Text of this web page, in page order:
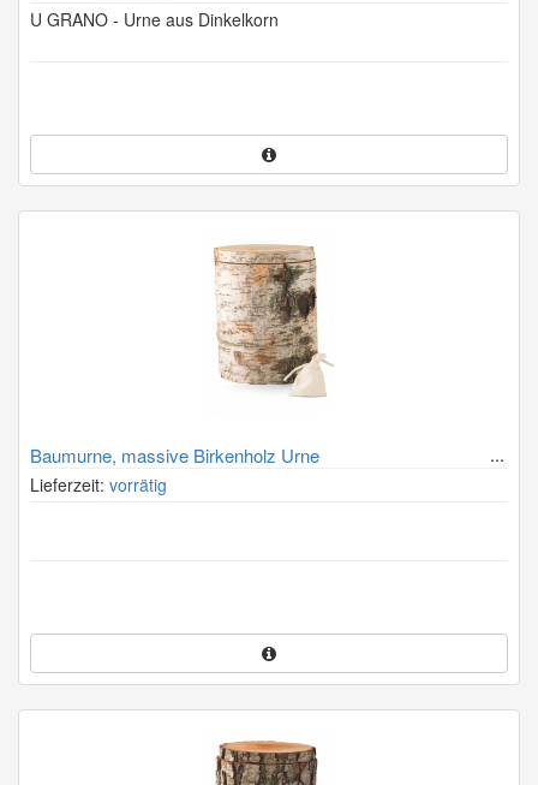
U GRANO - Urne aus Dinkelkorn
Baumurne, massive Birkenholz Urne
Lieferzeit: vorrätig